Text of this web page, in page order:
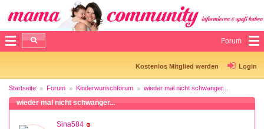
Forum
Kostenlos Mitglied werden Login
Startseite Forum Kinderwunschforum wieder mal nicht schwanger...
wieder mal nicht schwanger...
Sina584